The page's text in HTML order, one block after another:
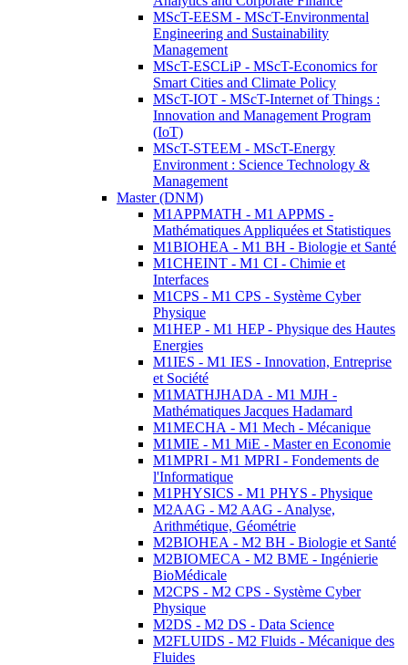
MScT-EESM - MScT-Environmental
Engineering and Sustainability
Management
MScT-ESCLiP - MScT-Economics for
Smart Cities and Climate Policy
MScT-IOT - MScT-Internet of Things :
Innovation and Management Program
(IoT)
MScT-STEEM - MScT-Energy
Environment : Science Technology &
Management
Master (DNM)
M1APPMATH - M1 APPMS -
Mathématiques Appliquées et Statistiques
M1BIOHEA - M1 BH - Biologie et Santé
M1CHEINT - M1 CI - Chimie et
Interfaces
M1CPS - M1 CPS - Système Cyber
Physique
M1HEP - M1 HEP - Physique des Hautes
Energies
M1IES - M1 IES - Innovation, Entreprise
et Société
M1MATHJHADA - M1 MJH -
Mathématiques Jacques Hadamard
M1MECHA - M1 Mech - Mécanique
M1MIE - M1 MiE - Master en Economie
M1MPRI - M1 MPRI - Fondements de
l'Informatique
M1PHYSICS - M1 PHYS - Physique
M2AAG - M2 AAG - Analyse,
Arithmétique, Géométrie
M2BIOHEA - M2 BH - Biologie et Santé
M2BIOMECA - M2 BME - Ingénierie
BioMédicale
M2CPS - M2 CPS - Système Cyber
Physique
M2DS - M2 DS - Data Science
M2FLUIDS - M2 Fluids - Mécanique des
Fluides